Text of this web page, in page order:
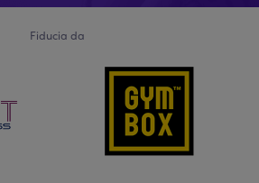
Fiducia da